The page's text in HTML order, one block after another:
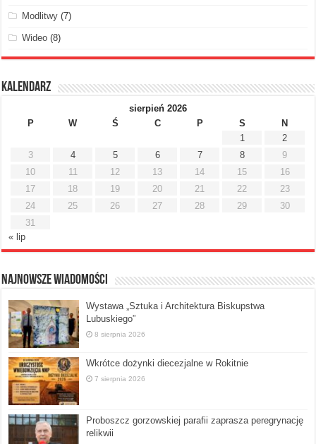
Modlitwy (7)
Wideo (8)
Kalendarz
sierpień 2026
P
W Ś C P S
N
1
2
3
4 5 6 7 8
9
10
11 12 13 14 15
16
17
18 19 20 21 22
23
24
25 26 27 28 29
30
31
« lip
Najnowsze Wiadomości
Wystawa „Sztuka i Architektura Biskupstwa
Lubuskiego”
8 sierpnia 2026
Wkrótce dożynki diecezjalne w Rokitnie
7 sierpnia 2026
Proboszcz gorzowskiej parafii zaprasza peregrynację
relikwii